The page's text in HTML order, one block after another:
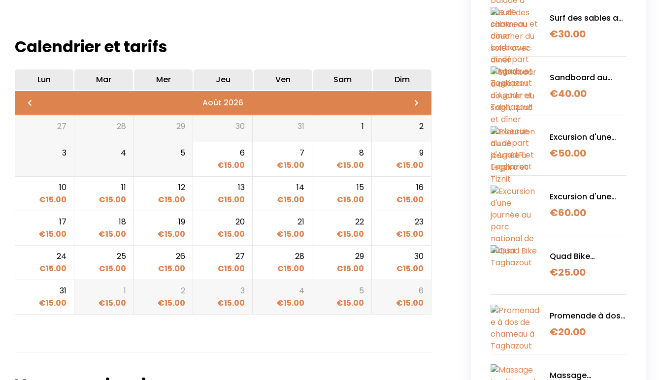
Calendrier et tarifs
Lun Mar Mer Jeu Ven Sam Dim
Août 2026
27 28 29 30 31 1 2
3 4 5
6
€15.00
7
€15.00
8
€15.00
9
€15.00
10
€15.00
11
€15.00
12
€15.00
13
€15.00
14
€15.00
15
€15.00
16
€15.00
17
€15.00
18
€15.00
19
€15.00
20
€15.00
21
€15.00
22
€15.00
23
€15.00
24
€15.00
25
€15.00
26
€15.00
27
€15.00
28
€15.00
29
€15.00
30
€15.00
31
€15.00
1
€15.00
2
€15.00
3
€15.00
4
€15.00
5
€15.00
6
€15.00
départ d'Agadir et
Taghazout
Surf des sables au
coucher du soleil
barbecue au
Taghazout
€30.00
Sandboard au
coucher du soleil,
barbecue au
Taghazout
€40.00
Excursion d'une
journée à Legzira
€50.00
Excursion d'une
journée au parc
€60.00
Quad Bike
Taghazout
€25.00
Promenade à dos
de chameau à
€20.00
Massage